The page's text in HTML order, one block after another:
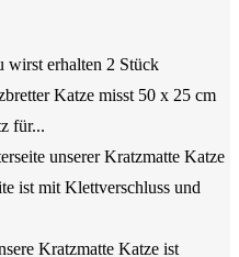
wirst erhalten 2 Stück
Katze misst 50 x 25 cm
für...
unserer Kratzmatte Katze
ist mit Klettverschluss und
Kratzmatte Katze ist